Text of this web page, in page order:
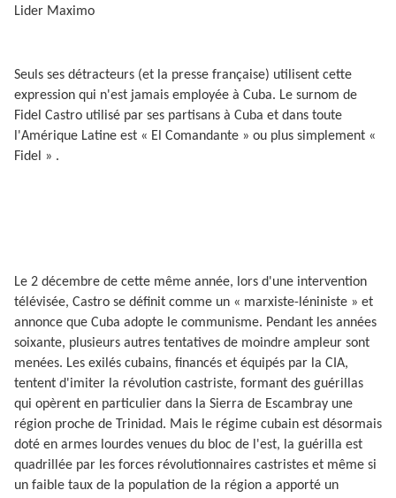
Lider Maximo
Seuls ses détracteurs (et la presse française) utilisent cette
expression qui n'est jamais employée à Cuba. Le surnom de
Fidel Castro utilisé par ses partisans à Cuba et dans toute
l'Amérique Latine est « El Comandante » ou plus simplement «
Fidel » .
Le 2 décembre de cette même année, lors d'une intervention
télévisée, Castro se définit comme un « marxiste-léniniste » et
annonce que Cuba adopte le communisme. Pendant les années
soixante, plusieurs autres tentatives de moindre ampleur sont
menées. Les exilés cubains, financés et équipés par la CIA,
tentent d'imiter la révolution castriste, formant des guérillas
qui opèrent en particulier dans la Sierra de Escambray une
région proche de Trinidad. Mais le régime cubain est désormais
doté en armes lourdes venues du bloc de l'est, la guérilla est
quadrillée par les forces révolutionnaires castristes et même si
un faible taux de la population de la région a apporté un